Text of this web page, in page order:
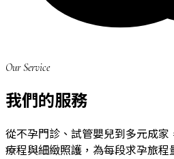
Our Service
我們的服務
從不孕門診、試管嬰兒到多元成
療程與細緻照護，為每段求孕旅程